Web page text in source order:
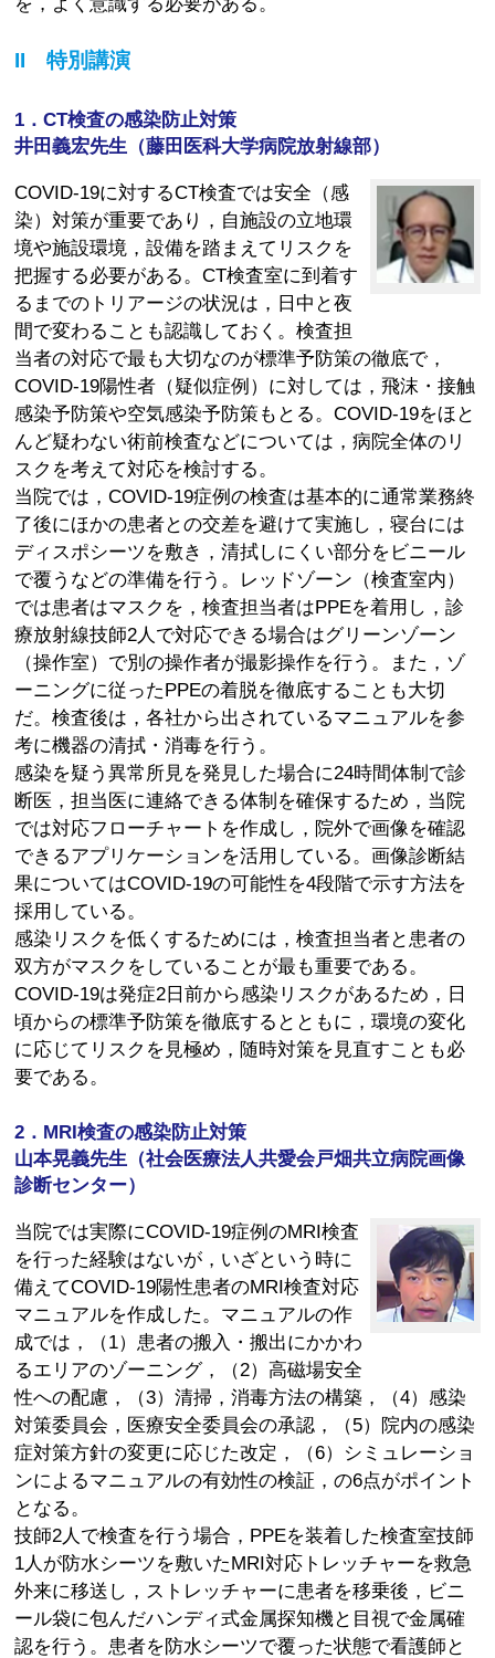
II 特別講演
1．CT検査の感染防止対策
井田義宏先生（藤田医科大学病院放射線部）
COVID-19に対するCT検査では安全（感
染）対策が重要であり，自施設の立地環
境や施設環境，設備を踏まえてリスクを
把握する必要がある。CT検査室に到着す
るまでのトリアージの状況は，日中と夜
間で変わることも認識しておく。検査担
当者の対応で最も大切なのが標準予防策の徹底で，
COVID-19陽性者（疑似症例）に対しては，飛沫・接触
感染予防策や空気感染予防策もとる。COVID-19をほと
んど疑わない術前検査などについては，病院全体のリ
スクを考えて対応を検討する。
当院では，COVID-19症例の検査は基本的に通常業務終
了後にほかの患者との交差を避けて実施し，寝台には
ディスポシーツを敷き，清拭しにくい部分をビニール
で覆うなどの準備を行う。レッドゾーン（検査室内）
では患者はマスクを，検査担当者はPPEを着用し，診
療放射線技師2人で対応できる場合はグリーンゾーン
（操作室）で別の操作者が撮影操作を行う。また，ゾ
ーニングに従ったPPEの着脱を徹底することも大切
だ。検査後は，各社から出されているマニュアルを参
考に機器の清拭・消毒を行う。
感染を疑う異常所見を発見した場合に24時間体制で診
断医，担当医に連絡できる体制を確保するため，当院
では対応フローチャートを作成し，院外で画像を確認
できるアプリケーションを活用している。画像診断結
果についてはCOVID-19の可能性を4段階で示す方法を
採用している。
感染リスクを低くするためには，検査担当者と患者の
双方がマスクをしていることが最も重要である。
COVID-19は発症2日前から感染リスクがあるため，日
頃からの標準予防策を徹底するとともに，環境の変化
に応じてリスクを見極め，随時対策を見直すことも必
要である。
2．MRI検査の感染防止対策
山本晃義先生（社会医療法人共愛会戸畑共立病院画像
診断センター）
当院では実際にCOVID-19症例のMRI検査
を行った経験はないが，いざという時に
備えてCOVID-19陽性患者のMRI検査対応
マニュアルを作成した。マニュアルの作
成では，（1）患者の搬入・搬出にかかわ
るエリアのゾーニング，（2）高磁場安全
性への配慮，（3）清掃，消毒方法の構築，（4）感染
対策委員会，医療安全委員会の承認，（5）院内の感染
症対策方針の変更に応じた改定，（6）シミュレーショ
ンによるマニュアルの有効性の検証，の6点がポイント
となる。
技師2人で検査を行う場合，PPEを装着した検査室技師
1人が防水シーツを敷いたMRI対応トレッチャーを救急
外来に移送し，ストレッチャーに患者を移乗後，ビニ
ール袋に包んだハンディ式金属探知機と目視で金属確
認を行う。患者を防水シーツで覆った状態で看護師と